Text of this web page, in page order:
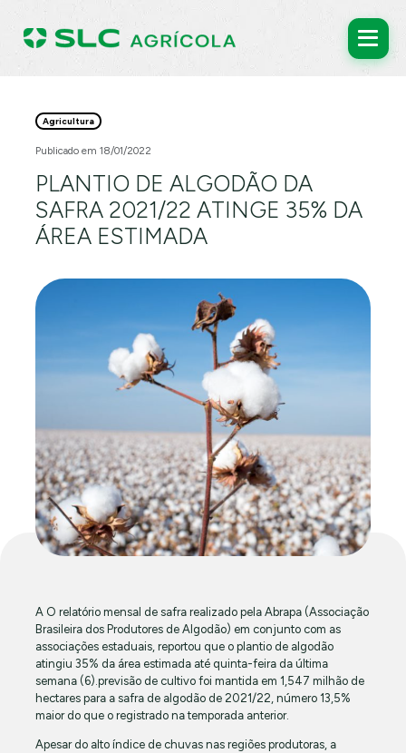
Agricultura
Publicado em 18/01/2022
PLANTIO DE ALGODÃO DA
SAFRA 2021/22 ATINGE 35% DA
ÁREA ESTIMADA
A O relatório mensal de safra realizado pela Abrapa (Associação
Brasileira dos Produtores de Algodão) em conjunto com as
associações estaduais, reportou que o plantio de algodão
atingiu 35% da área estimada até quinta-feira da última
semana (6).previsão de cultivo foi mantida em 1,547 milhão de
hectares para a safra de algodão de 2021/22, número 13,5%
maior do que o registrado na temporada anterior.
Apesar do alto índice de chuvas nas regiões produtoras, a